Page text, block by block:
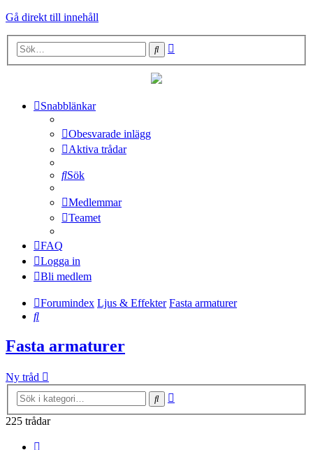
Gå direkt till innehåll
Sök
Snabblänkar
Obesvarade inlägg
Aktiva trådar
Sök
Medlemmar
Teamet
FAQ
Logga in
Bli medlem
Forumindex Ljus & Effekter Fasta armaturer
Sök
Fasta armaturer
Ny tråd
Sök
225 trådar